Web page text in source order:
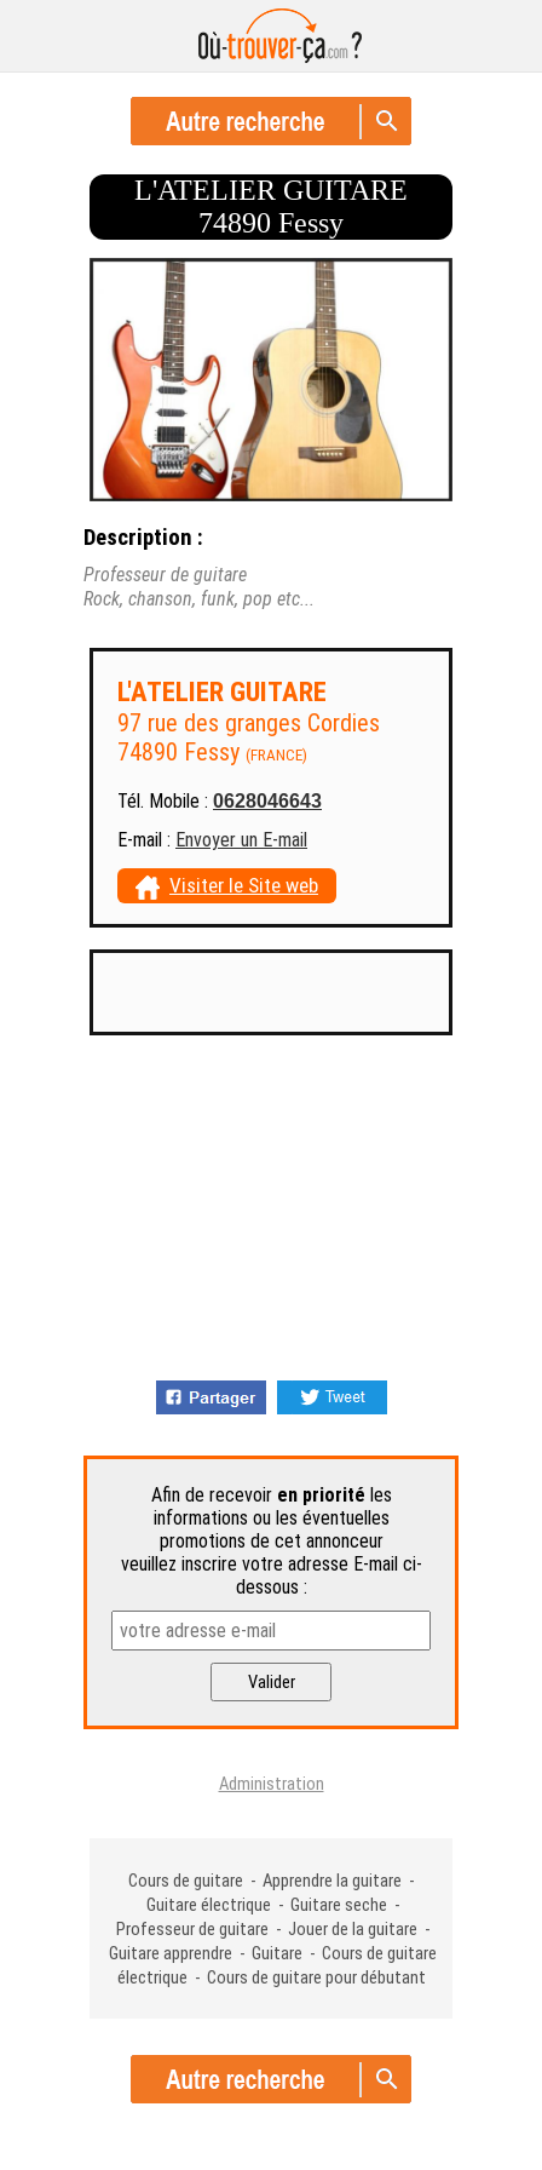
L'ATELIER GUITARE
74890 Fessy
Description :
Professeur de guitare
Rock, chanson, funk, pop etc...
L'ATELIER GUITARE
97 rue des granges Cordies
74890 Fessy (FRANCE)
Tél. Mobile : 0628046643
E-mail : Envoyer un E-mail
Visiter le Site web
Afin de recevoir en priorité les
informations ou les éventuelles
promotions de cet annonceur
veuillez inscrire votre adresse E-mail ci-
dessous :
Administration
Cours de guitare - Apprendre la guitare -
Guitare électrique - Guitare seche -
Professeur de guitare - Jouer de la guitare -
Guitare apprendre - Guitare - Cours de guitare
électrique - Cours de guitare pour débutant